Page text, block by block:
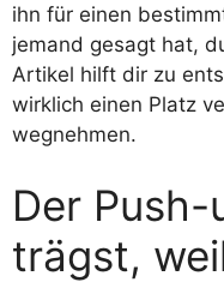
ihn für einen
jemand gesagt hat,
Artikel hilft dir zu
wirklich einen Platz
wegnehmen.
Der
trägst,